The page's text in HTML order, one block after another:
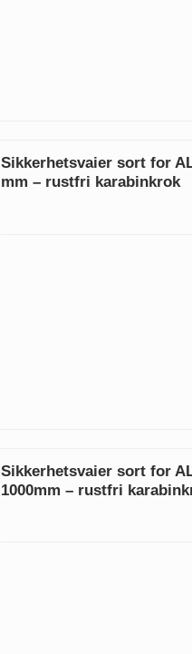
Sikkerhetsvaier sort for
mm – rustfri karabinkrok
Sikkerhetsvaier sort for
1000mm – rustfri